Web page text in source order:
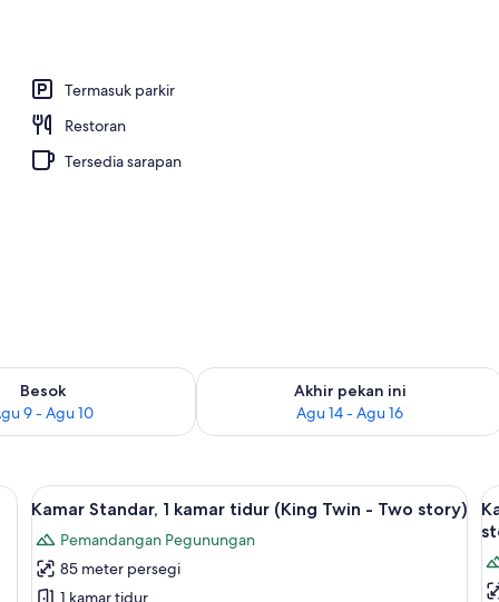
Termasuk parkir
Restoran
Tersedia sarapan
Besok
9 - Agu 10
untuk besok Agu 9 - Agu 10
Akhir pekan ini
Agu 14 - Agu 16
Periksa ketersediaan untuk akhir
bulu angsa, dan brankas
Lihat
semua
foto
untuk
1 kamar tidur, seprai premium,
14
Kamar Standar, 1 kamar tidur (King Twin - Two story)
Pemandangan Pegunungan
85 meter persegi
1 kamar tidur